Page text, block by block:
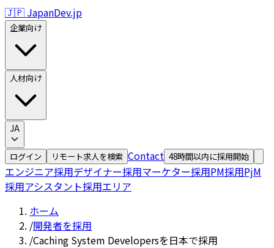
🇯🇵 JapanDev.jp
企業向け
人材向け
JA
ログイン リモート求人を検索 Contact 48時間以内に採用開始
エンジニア採用デザイナー採用マーケター採用PM採用PjM
採用アシスタント採用エリア
ホーム
/開発者を採用
/Caching System Developersを日本で採用